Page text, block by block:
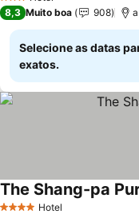
3 Estrelas
8,3 Muito boa 908
Selecione as datas
exatos.
Hotel
The Shang-pa